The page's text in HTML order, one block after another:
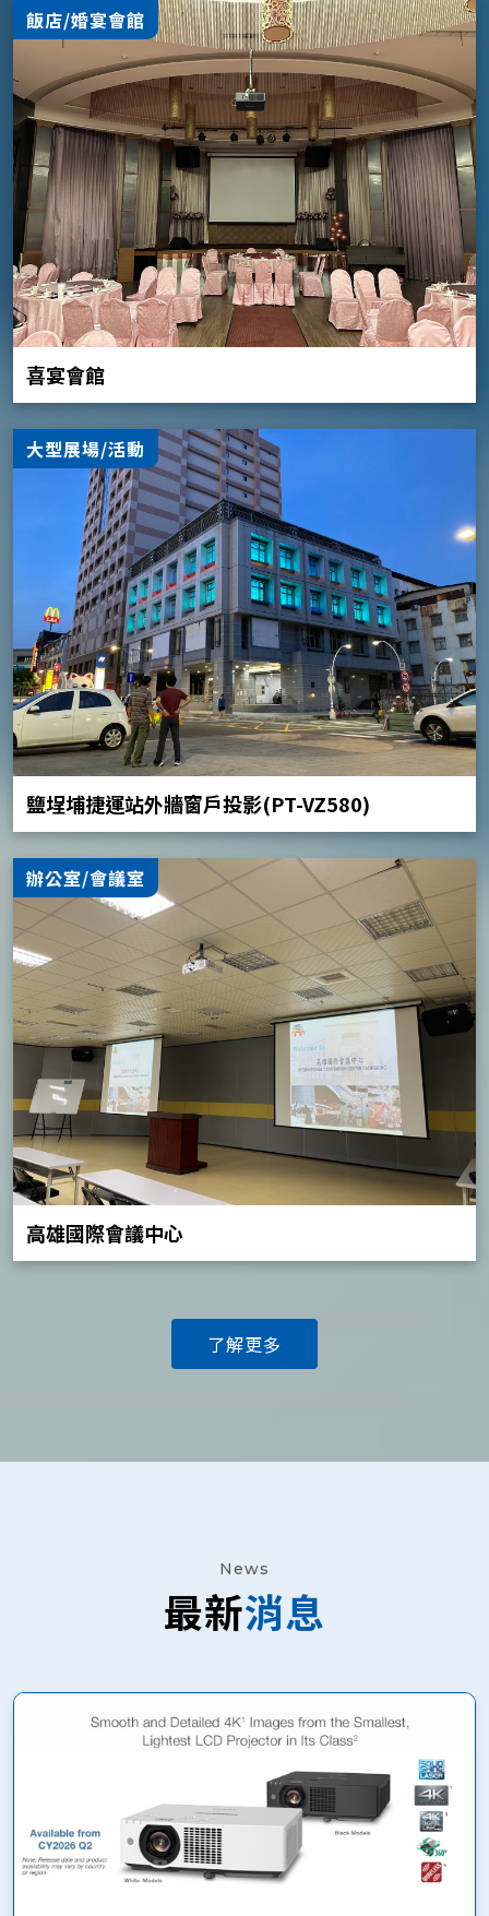
飯店/婚宴會館
喜宴會館
大型展場/活動
鹽埕埔捷運站外牆窗戶投影(PT-VZ580)
辦公室/會議室
高雄國際會議中心
了解更多
News
最新消息